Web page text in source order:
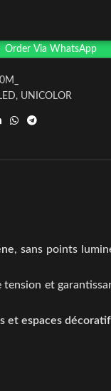
Order Via WhatsApp
, UNICOLOR
, sans points
tension et
et espaces